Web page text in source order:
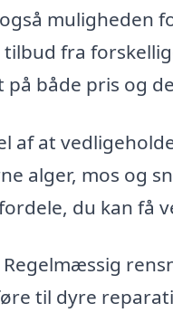
muligheden
tilbud fra
både pris og
af at
alger, mos og
du kan få
Regelmæssig
til dyre